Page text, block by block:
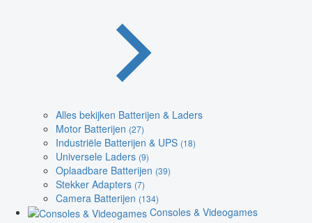
Alles bekijken Batterijen & Laders
Motor Batterijen (27)
Industriële Batterijen & UPS (18)
Universele Laders (9)
Oplaadbare Batterijen (39)
Stekker Adapters (7)
Camera Batterijen (134)
Consoles & Videogames